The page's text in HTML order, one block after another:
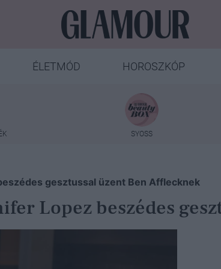
ÉLETMÓD HOROSZKÓP
SYOSS
gesztussal üzent Ben Afflecknek
Lopez beszédes